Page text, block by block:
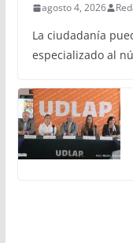
agosto 4, 2026
La ciudadanía
especializado al